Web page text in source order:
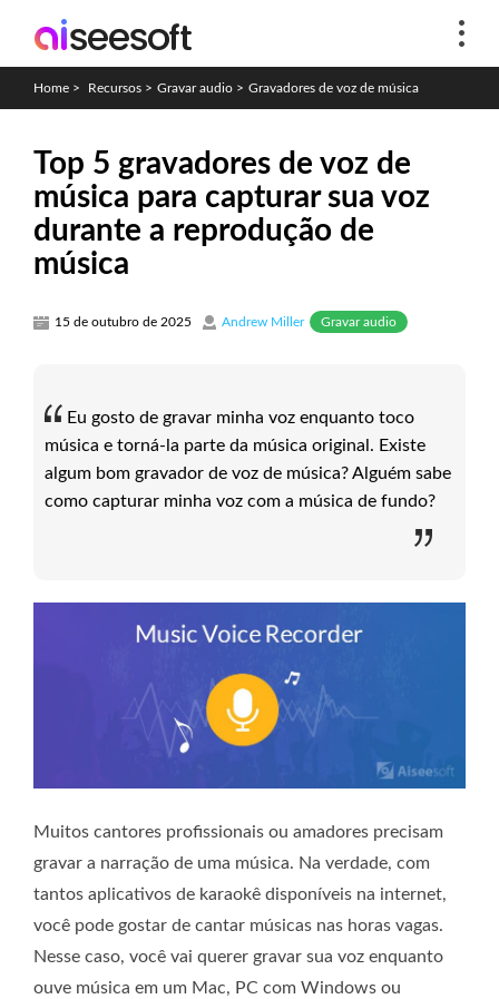
Home > Recursos > Gravar audio > Gravadores de voz de música
Top 5 gravadores de voz de
música para capturar sua voz
durante a reprodução de
música
15 de outubro de 2025 Andrew Miller Gravar audio
Eu gosto de gravar minha voz enquanto toco
música e torná-la parte da música original. Existe
algum bom gravador de voz de música? Alguém sabe
como capturar minha voz com a música de fundo?
Muitos cantores profissionais ou amadores precisam
gravar a narração de uma música. Na verdade, com
tantos aplicativos de karaokê disponíveis na internet,
você pode gostar de cantar músicas nas horas vagas.
Nesse caso, você vai querer gravar sua voz enquanto
ouve música em um Mac, PC com Windows ou